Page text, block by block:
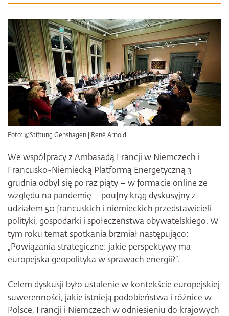
Foto: ©Stiftung Genshagen | René Arnold
We współpracy z Ambasadą Francji w Niemczech i
Francusko-Niemiecką Platformą Energetyczną 3
grudnia odbył się po raz piąty – w formacie online ze
względu na pandemię – poufny krąg dyskusyjny z
udziałem 50 francuskich i niemieckich przedstawicieli
polityki, gospodarki i społeczeństwa obywatelskiego. W
tym roku temat spotkania brzmiał następująco:
„Powiązania strategiczne: jakie perspektywy ma
europejska geopolityka w sprawach energii?”.
Celem dyskusji było ustalenie w kontekście europejskiej
suwerenności, jakie istnieją podobieństwa i różnice w
Polsce, Francji i Niemczech w odniesieniu do krajowych